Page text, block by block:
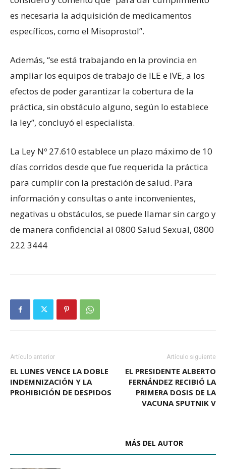
es necesaria la adquisición de medicamentos
específicos, como el Misoprostol”.
Además, “se está trabajando en la provincia en
ampliar los equipos de trabajo de ILE e IVE, a los
efectos de poder garantizar la cobertura de la
práctica, sin obstáculo alguno, según lo establece
la ley”, concluyó el especialista.
La Ley Nº 27.610 establece un plazo máximo de 10
días corridos desde que fue requerida la práctica
para cumplir con la prestación de salud. Para
información y consultas o ante inconvenientes,
negativas u obstáculos, se puede llamar sin cargo y
de manera confidencial al 0800 Salud Sexual, 0800
222 3444
Artículo anterior
EL LUNES VENCE LA DOBLE
INDEMNIZACIÓN Y LA
PROHIBICIÓN DE DESPIDOS
Artículo siguiente
EL PRESIDENTE ALBERTO
FERNÁNDEZ RECIBIÓ LA
PRIMERA DOSIS DE LA
VACUNA SPUTNIK V
MÁS DEL AUTOR